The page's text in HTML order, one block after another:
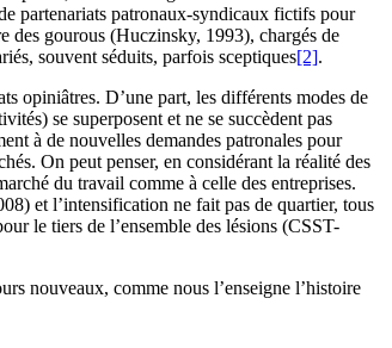
partenariats patronaux-syndicaux fictifs pour
des gourous (Huczinsky, 1993), chargés de
souvent séduits, parfois sceptiques[2].
opiniâtres. D’une part, les différents modes de
se superposent et ne se succèdent pas
à de nouvelles demandes patronales pour
On peut penser, en considérant la réalité des
du travail comme à celle des entreprises.
et l’intensification ne fait pas de quartier, tous
le tiers de l’ensemble des lésions (CSST-
nouveaux, comme nous l’enseigne l’histoire